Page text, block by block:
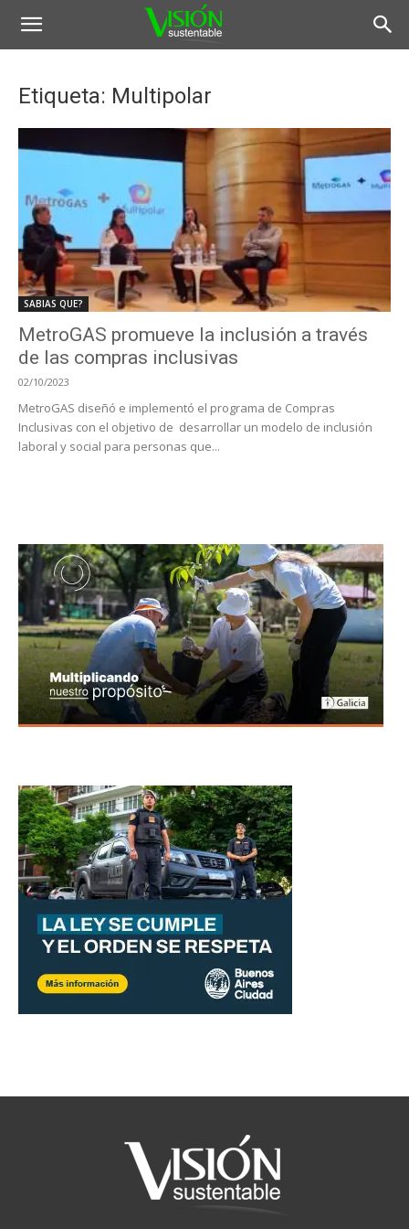
Etiqueta: Multipolar
SABIAS QUE?
MetroGAS promueve la inclusión a través
de las compras inclusivas
02/10/2023
MetroGAS diseñó e implementó el programa de Compras
Inclusivas con el objetivo de desarrollar un modelo de inclusión
laboral y social para personas que...